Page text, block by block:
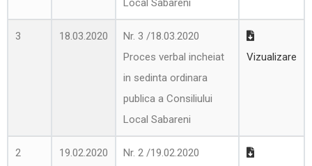
3 18.03.2020
Nr. 3 /18.03.2020
Proces verbal incheiat
in sedinta ordinara
publica a Consiliului
Local Sabareni
Vizualizare
2 19.02.2020
Nr. 2 /19.02.2020